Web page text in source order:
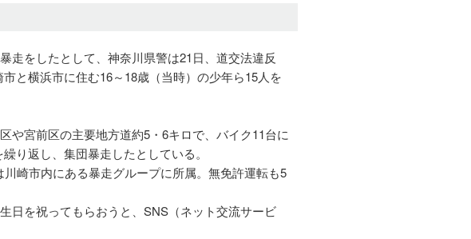
走をしたとして、神奈川県警は21日、道交法違反
市と横浜市に住む16～18歳（当時）の少年ら15人を
や宮前区の主要地方道約5・6キロで、バイク11台に
り返し、集団暴走したとしている。
崎市内にある暴走グループに所属。無免許運転も5
日を祝ってもらおうと、SNS（ネット交流サービ